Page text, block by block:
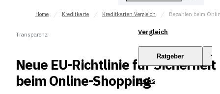
Vergleich
Ratgeber
News
Home Kreditkarte Kreditkarten Vergleich
Transparenz
Neue EU-Richtlinie für Sicherheit
beim Online-Shopping